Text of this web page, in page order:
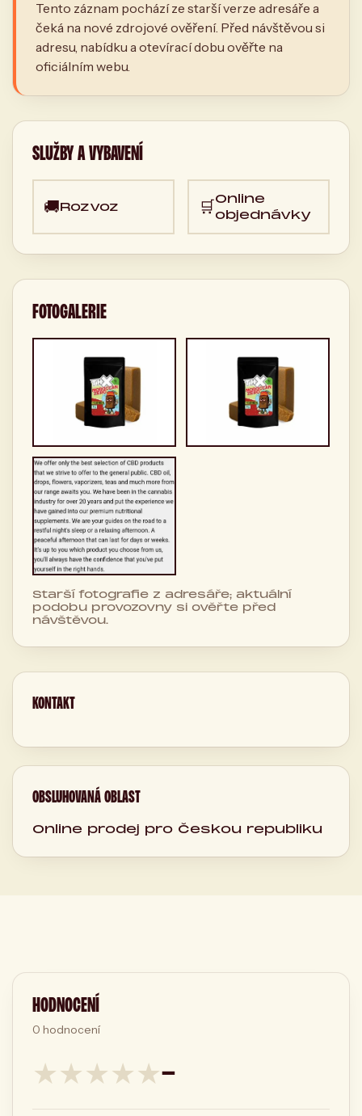
Tento záznam pochází ze starší verze adresáře a
čeká na nové zdrojové ověření. Před návštěvou si
adresu, nabídku a otevírací dobu ověřte na
oficiálním webu.
SLUŽBY A VYBAVENÍ
🚚Rozvoz 🛒Online
objednávky
FOTOGALERIE
Starší fotografie z adresáře; aktuální
podobu provozovny si ověřte před
návštěvou.
KONTAKT
OBSLUHOVANÁ OBLAST
Online prodej pro Českou republiku
HODNOCENÍ
0 hodnocení
★★★★★—